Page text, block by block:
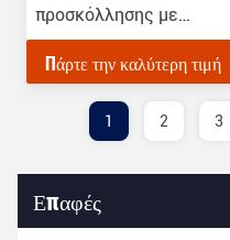
προσκόλλησης με
προεισαρτήματα για
διακόσμηση
Πάρτε την καλύτερη τιμή
1 2 3
Επαφές